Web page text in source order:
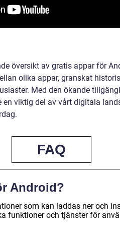
översikt av gratis appar för
olika appar, granskat
Med den ökande
viktig del av vårt digitala
FAQ
Android?
som kan laddas ner och
funktioner och tjänster för